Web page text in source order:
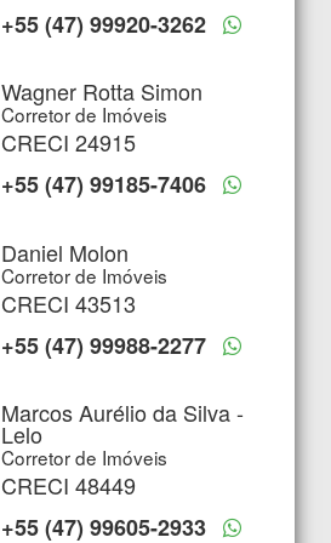
+55 (47) 99920-3262
Wagner Rotta Simon
Corretor de Imóveis
CRECI 24915
+55 (47) 99185-7406
Daniel Molon
Corretor de Imóveis
CRECI 43513
+55 (47) 99988-2277
Marcos Aurélio da Silva -
Lelo
Corretor de Imóveis
CRECI 48449
+55 (47) 99605-2933